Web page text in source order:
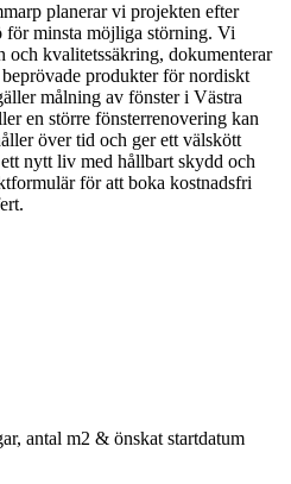
planerar vi projekten efter
minsta möjliga störning. Vi
och kvalitetssäkring, dokumenterar
produkter för nordiskt
målning av fönster i Västra
en större fönsterrenovering kan
över tid och ger ett välskött
nytt liv med hållbart skydd och
för att boka kostnadsfri
antal m2 & önskat startdatum